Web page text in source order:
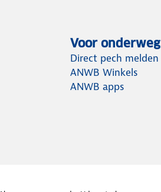
Voor onderweg
Direct pech melden
ANWB Winkels
ANWB apps